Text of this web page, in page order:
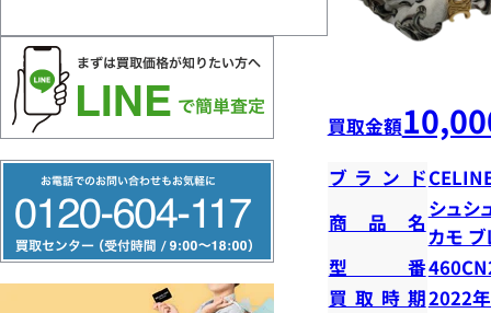
リ
ー
買取金額
ブランド
商品名
シュシ
カモ ブ
型番
買取時期2022